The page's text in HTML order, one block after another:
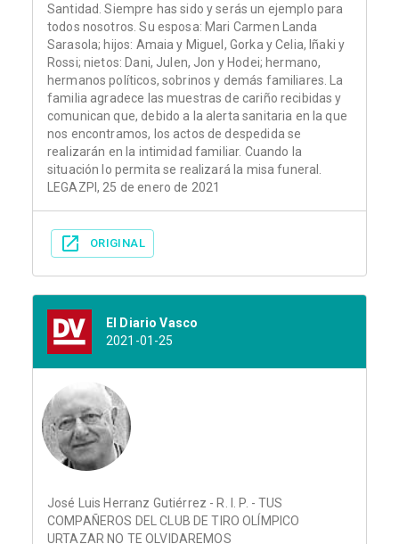
Santidad. Siempre has sido y serás un ejemplo para
todos nosotros. Su esposa: Mari Carmen Landa
Sarasola; hijos: Amaia y Miguel, Gorka y Celia, Iñaki y
Rossi; nietos: Dani, Julen, Jon y Hodei; hermano,
hermanos políticos, sobrinos y demás familiares. La
familia agradece las muestras de cariño recibidas y
comunican que, debido a la alerta sanitaria en la que
nos encontramos, los actos de despedida se
realizarán en la intimidad familiar. Cuando la
situación lo permita se realizará la misa funeral.
LEGAZPI, 25 de enero de 2021
ORIGINAL
El Diario Vasco
2021-01-25
José Luis Herranz Gutiérrez - R. I. P. - TUS
COMPAÑEROS DEL CLUB DE TIRO OLÍMPICO
URTAZAR NO TE OLVIDAREMOS